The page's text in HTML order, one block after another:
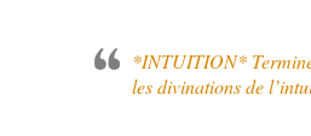
*INTUITION*
les divinations de